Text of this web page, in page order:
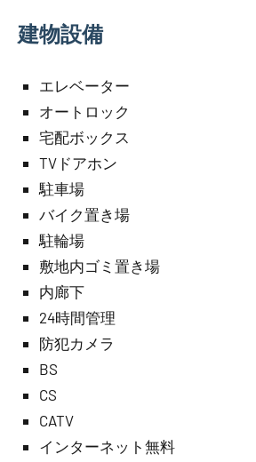
建物設備
エレベーター
オートロック
宅配ボックス
TVドアホン
駐車場
バイク置き場
駐輪場
敷地内ゴミ置き場
内廊下
24時間管理
防犯カメラ
BS
CS
CATV
インターネット無料